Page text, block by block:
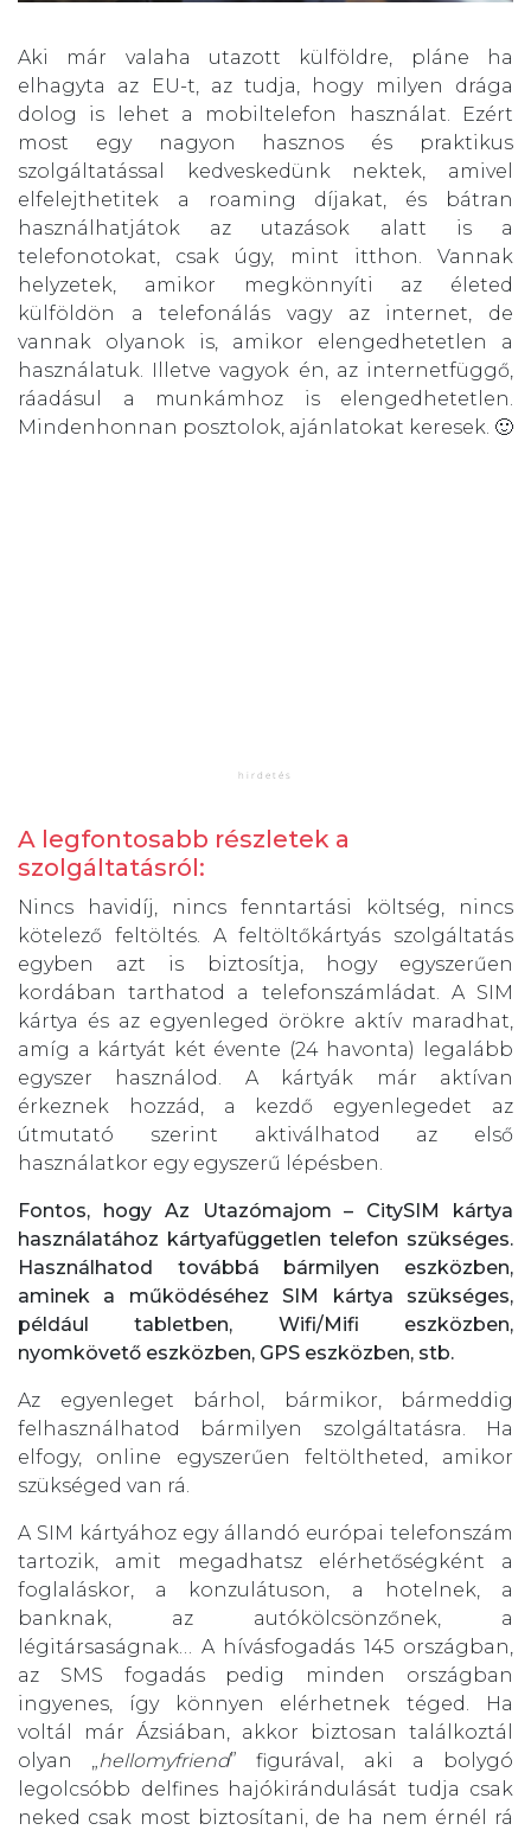
Aki már valaha utazott külföldre, pláne ha
elhagyta az EU-t, az tudja, hogy milyen drága
dolog is lehet a mobiltelefon használat. Ezért
most egy nagyon hasznos és praktikus
szolgáltatással kedveskedünk nektek, amivel
elfelejthetitek a roaming díjakat, és bátran
használhatjátok az utazások alatt is a
telefonotokat, csak úgy, mint itthon. Vannak
helyzetek, amikor megkönnyíti az életed
külföldön a telefonálás vagy az internet, de
vannak olyanok is, amikor elengedhetetlen a
használatuk. Illetve vagyok én, az internetfüggő,
ráadásul a munkámhoz is elengedhetetlen.
Mindenhonnan posztolok, ajánlatokat keresek. 🙂
A legfontosabb részletek a
szolgáltatásról:
Nincs havidíj, nincs fenntartási költség, nincs
kötelező feltöltés. A feltöltőkártyás szolgáltatás
egyben azt is biztosítja, hogy egyszerűen
kordában tarthatod a telefonszámládat. A SIM
kártya és az egyenleged örökre aktív maradhat,
amíg a kártyát két évente (24 havonta) legalább
egyszer használod. A kártyák már aktívan
érkeznek hozzád, a kezdő egyenlegedet az
útmutató szerint aktiválhatod az első
használatkor egy egyszerű lépésben.
Fontos, hogy Az Utazómajom – CitySIM kártya
használatához kártyafüggetlen telefon szükséges.
Használhatod továbbá bármilyen eszközben,
aminek a működéséhez SIM kártya szükséges,
például tabletben, Wifi/Mifi eszközben,
nyomkövető eszközben, GPS eszközben, stb.
Az egyenleget bárhol, bármikor, bármeddig
felhasználhatod bármilyen szolgáltatásra. Ha
elfogy, online egyszerűen feltöltheted, amikor
szükséged van rá.
A SIM kártyához egy állandó európai telefonszám
tartozik, amit megadhatsz elérhetőségként a
foglaláskor, a konzulátuson, a hotelnek, a
banknak, az autókölcsönzőnek, a
légitársaságnak… A hívásfogadás 145 országban,
az SMS fogadás pedig minden országban
ingyenes, így könnyen elérhetnek téged. Ha
voltál már Ázsiában, akkor biztosan találkoztál
olyan „ hellomyfriend” figurával, aki a bolygó
legolcsóbb delfines hajókirándulását tudja csak
neked csak most biztosítani, de ha nem érnél rá